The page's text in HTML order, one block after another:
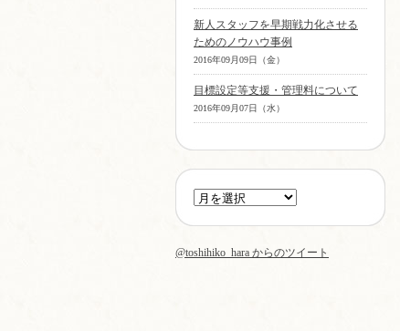
新人スタッフを早期戦力化させる
ためのノウハウ事例
2016年09月09日（金）
目標設定等支援・管理料について
2016年09月07日（水）
@toshihiko_hara からのツイート